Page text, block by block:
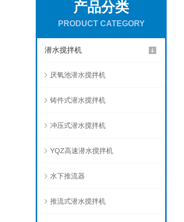
产品分类
PRODUCT CATEGORY
潜水搅拌机
厌氧池潜水搅拌机
铸件式潜水搅拌机
冲压式潜水搅拌机
YQZ高速潜水搅拌机
水下推流器
推流式潜水搅拌机